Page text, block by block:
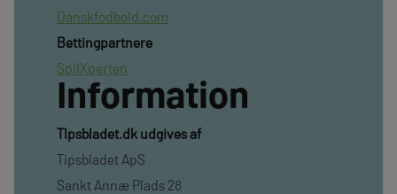
Danskfodbold.com
Bettingpartnere
SpilXperten
Information
TIpsbladet.dk udgives af
Tipsbladet ApS
Sankt Annæ Plads 28